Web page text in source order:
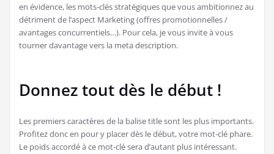
en évidence, les mots-clés stratégiques que vous ambitionnez au
détriment de l’aspect Marketing (offres promotionnelles /
avantages concurrentiels…). Pour cela, je vous invite à vous
tourner davantage vers la meta description.
Donnez tout dès le début !
Les premiers caractères de la balise title sont les plus importants.
Profitez donc en pour y placer dès le début, votre mot-clé phare.
Le poids accordé à ce mot-clé sera d’autant plus intéressant.